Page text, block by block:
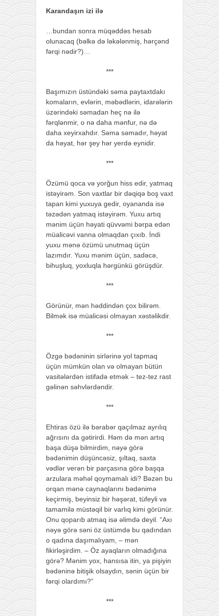
Karandaşın izi ilə
…bundan sonra müqəddəs hesab
olunacaq (bəlkə də ləkələnmiş, hərçənd
fərqi nədir?)…
***
Başımızın üstündəki səma paytaxtdakı
komaların, evlərin, məbədlərin, idarələrin
üzərindəki səmadan heç nə ilə
fərqlənmir, o nə daha mənfur, nə də
daha xeyirxahdır. Səma səmadır, həyat
da həyat, hər şey hər yerdə eynidir.
***
Özümü qoca və yorğun hiss edir, yatmaq
istəyirəm. Son vaxtlar bir dəqiqə boş vaxt
tapan kimi yuxuya gedir, oyananda isə
təzədən yatmaq istəyirəm. Yuxu artıq
mənim üçün həyati qüvvəmi bərpa edən
müalicəvi vanna olmaqdan çıxıb. İndi
yuxu mənə özümü unutmaq üçün
lazımdır. Yuxu mənim üçün, sadəcə,
bihuşluq, yoxluqla hərgünkü görüşdür.
***
Görünür, mən həddindən çox bilirəm.
Bilmək isə müalicəsi olmayan xəstəlikdir.
***
Özgə bədəninin sirlərinə yol tapmaq
üçün mümkün olan və olmayan bütün
vasitələrdən istifadə etmək – tez-tez rast
gəlinən səhvlərdəndir.
***
Ehtiras özü ilə bərabər qaçılmaz ayrılıq
ağrısını da gətirirdi. Həm də mən artıq
başa düşə bilmirdim, nəyə görə
bədənimin düşüncəsiz, şıltaq, saxta
vədlər verən bir parçasına görə başqa
arzulara məhəl qoymamalı idi? Bəzən bu
orqan mənə caynaqlarını bədənimə
keçirmiş, beyinsiz bir həşərat, tüfeyli və
tamamilə müstəqil bir varlıq kimi görünür.
Onu qoparıb atmaq isə əlimdə deyil. “Axı
nəyə görə səni öz üstümdə bu qadından
o qadına daşımalıyam, – mən
fikirləşirdim. – Öz ayaqların olmadığına
görə? Mənim yox, hansısa itin, ya pişiyin
bədəninə bitişik olsaydın, sənin üçün bir
fərqi olardımı?”
***